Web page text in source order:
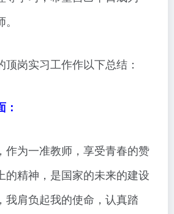
岗实习工作作以下总结：
作为一准教师，享受青春的赞
的精神，是国家的未来的建设
我肩负起我的使命，认真踏